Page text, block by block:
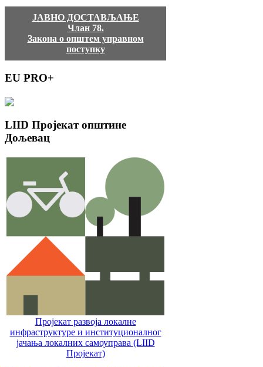
ЈАВНО ДОСТАВЉАЊЕ
Члан 78.
Закона о општем управном
поступку
EU PRO+
LIID Пројекат општине
Дољевац
Пројекат развоја локалне
инфраструктуре и институционалног
јачања локалних самоуправa (LIID
Пројекат)